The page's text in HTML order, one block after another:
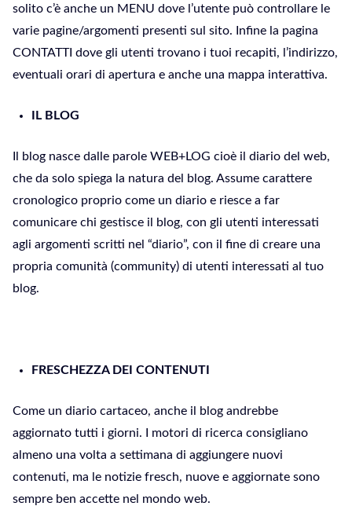
solito c’è anche un MENU dove l’utente può controllare le
varie pagine/argomenti presenti sul sito. Infine la pagina
CONTATTI dove gli utenti trovano i tuoi recapiti, l’indirizzo,
eventuali orari di apertura e anche una mappa interattiva.
IL BLOG
Il blog nasce dalle parole WEB+LOG cioè il diario del web,
che da solo spiega la natura del blog. Assume carattere
cronologico proprio come un diario e riesce a far
comunicare chi gestisce il blog, con gli utenti interessati
agli argomenti scritti nel “diario”, con il fine di creare una
propria comunità (community) di utenti interessati al tuo
blog.
FRESCHEZZA DEI CONTENUTI
Come un diario cartaceo, anche il blog andrebbe
aggiornato tutti i giorni. I motori di ricerca consigliano
almeno una volta a settimana di aggiungere nuovi
contenuti, ma le notizie fresch, nuove e aggiornate sono
sempre ben accette nel mondo web.